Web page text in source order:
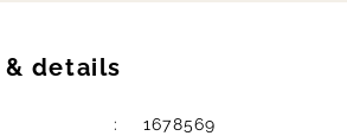
& details
1678569